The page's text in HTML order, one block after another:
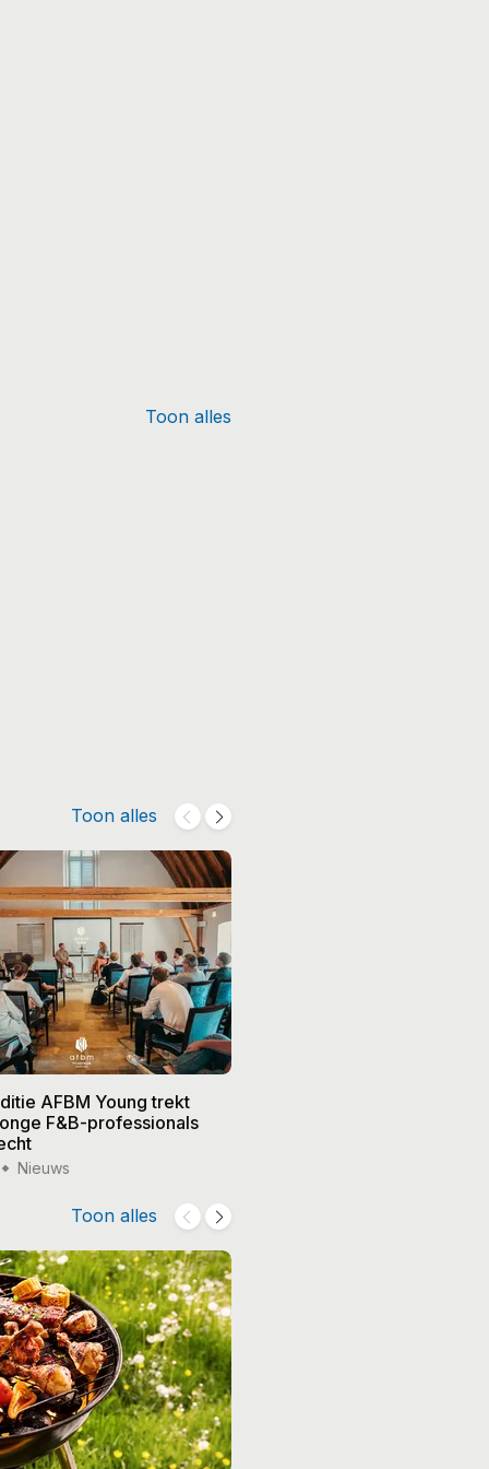
Toon alles
Toon alles
AFBM Young trekt
F&B-professionals
Nieuws
Toon alles